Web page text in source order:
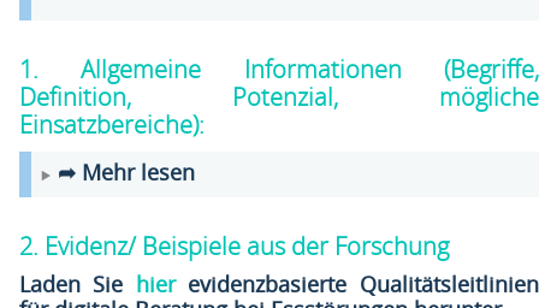
1. Allgemeine Informationen (Begriffe,
Definition, Potenzial, mögliche
Einsatzbereiche):
➦ Mehr lesen
2. Evidenz/ Beispiele aus der Forschung
Laden Sie hierevidenzbasierte Qualitätsleitlinien